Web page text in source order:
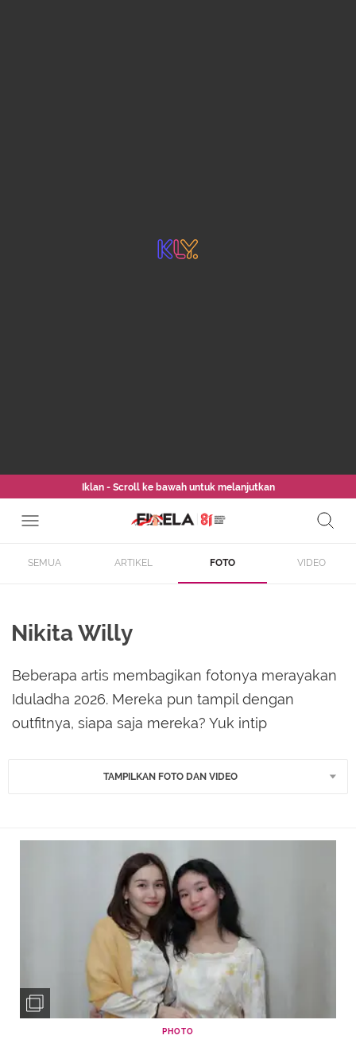
Iklan - Scroll ke bawah untuk melanjutkan
SEMUA ARTIKEL FOTO VIDEO
Nikita Willy
Beberapa artis membagikan fotonya merayakan
Iduladha 2026. Mereka pun tampil dengan
outfitnya, siapa saja mereka? Yuk intip
TAMPILKAN FOTO DAN VIDEO
PHOTO